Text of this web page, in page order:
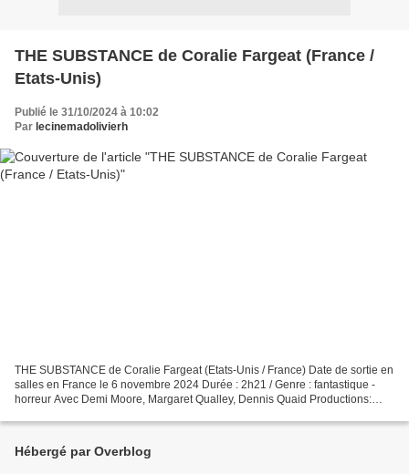
THE SUBSTANCE de Coralie Fargeat (France /
Etats-Unis)
Publié le 31/10/2024 à 10:02
Par lecinemadolivierh
THE SUBSTANCE de Coralie Fargeat (Etats-Unis / France) Date de sortie en
salles en France le 6 novembre 2024 Durée : 2h21 / Genre : fantastique -
horreur Avec Demi Moore, Margaret Qualley, Dennis Quaid Productions:
Hébergé par Overblog